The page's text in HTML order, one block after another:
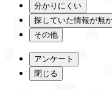
分かりにくい
探していた情報が無
その他
アンケート
閉じる